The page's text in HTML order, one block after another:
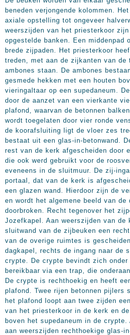
beneden verjongende kolommen.
axiale opstelling tot ongeveer
weerszijden van het priesterkoor
opgestelde banken. Een middenpad
brede zijpaden. Het priesterkoor
treden, met aan de zijkanten van de
ambones staan. De ambones
gesmede hekken met een houten
vieringaltaar op een supedaneum.
door de aanzet van een vierkante
plafond, waarvan de betonnen
wordt toegelaten door vier ronde
de koorafsluiting ligt de vloer zes
bestaat uit een glas-in-betonwand.
rest van de kerk afgescheiden door
die ook werd gebruikt voor de
eveneens in de sluitmuur. De zij-
portaal, dat van de kerk is
een glazen wand. Hierdoor zijn de
en wordt het algemene beeld van
doorbroken. Recht tegenover het
Jozefkapel. Aan weerszijden van
sluitwand van de zijbeuken een
van de overige ruimtes is
dagkapel, rechts de ingang naar de
crypte. De crypte bevindt zich
bereikbaar via een trap, die
De crypte is rechthoekig en heeft
plafond. Twee rijen betonnen pijlers
het plafond loopt aan twee zijden
van het priesterkoor in de kerk en
boven het supedaneum in de
aan weerszijden rechthoekige glas-